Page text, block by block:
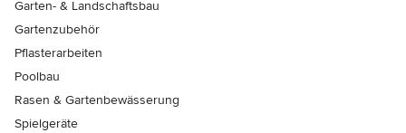
Garten- & Landschaftsbau
Gartenzubehör
Pflasterarbeiten
Poolbau
Rasen & Gartenbewässerung
Spielgeräte